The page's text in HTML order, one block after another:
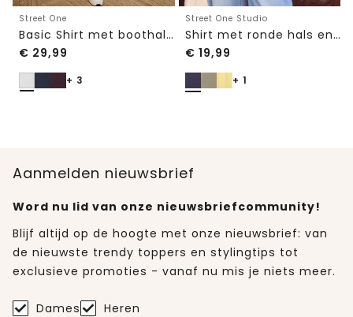
Street One
Basic Shirt met boothals en elastische zoom
€ 29,99
+ 3
Street One Studio
Shirt met ronde hals en geborduurd detail
€ 19,99
+ 1
Aanmelden nieuwsbrief
Word nu lid van onze nieuwsbriefcommunity!
Blijf altijd op de hoogte met onze nieuwsbrief: van
de nieuwste trendy toppers en stylingtips tot
exclusieve promoties - vanaf nu mis je niets meer.
Dames Heren